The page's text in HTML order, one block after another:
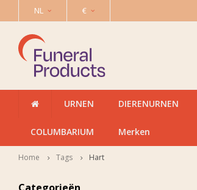
NL €
URNEN DIERENURNEN
COLUMBARIUM Merken
Home Tags Hart